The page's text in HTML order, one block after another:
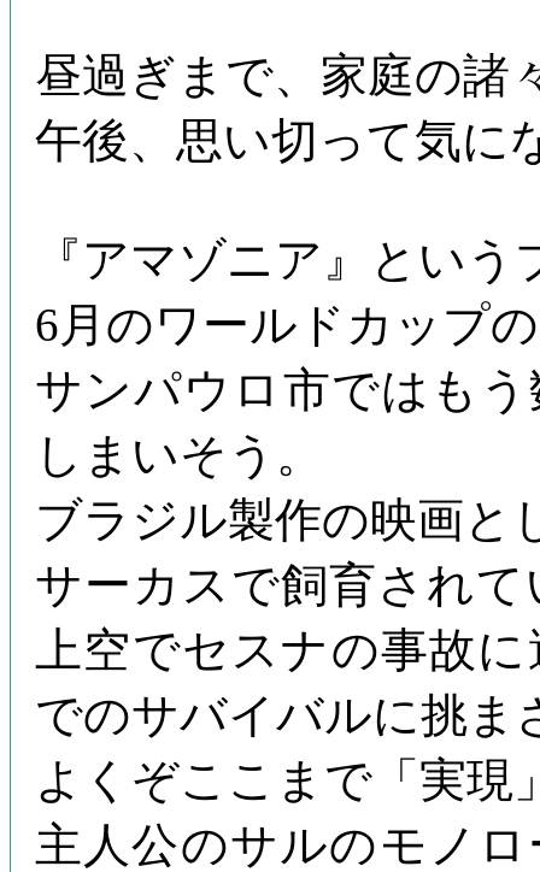
昼過ぎまで、家庭の諸
午後、思い切って気に
『アマゾニア』とい
6月のワールドカップ
サンパウロ市ではも
しまいそう。
ブラジル製作の映画と
サーカスで飼育され
上空でセスナの事故
でのサバイバルに挑ま
よくぞここまで「実現
主人公のサルのモノ